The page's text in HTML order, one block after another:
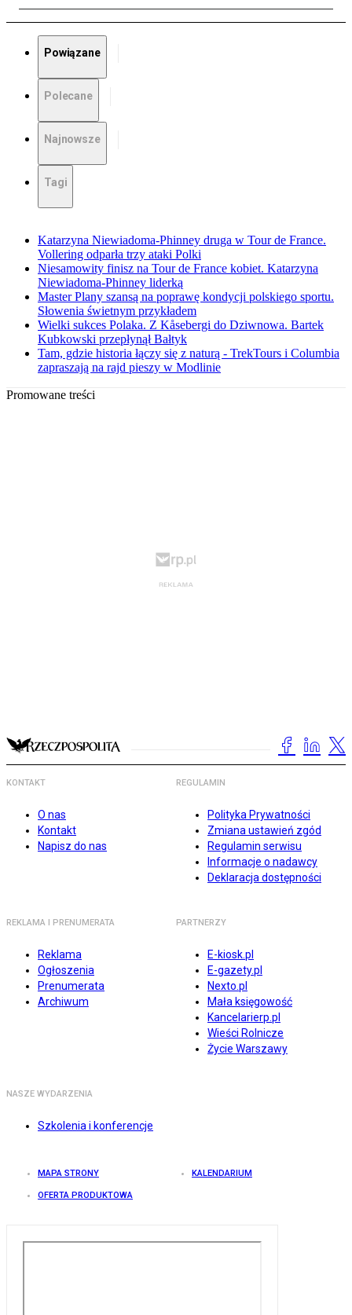
Powiązane
Polecane
Najnowsze
Tagi
Katarzyna Niewiadoma-Phinney druga w Tour de France.
Vollering odparła trzy ataki Polki
Niesamowity finisz na Tour de France kobiet. Katarzyna
Niewiadoma-Phinney liderką
Master Plany szansą na poprawę kondycji polskiego sportu.
Słowenia świetnym przykładem
Wielki sukces Polaka. Z Kåsebergi do Dziwnowa. Bartek
Kubkowski przepłynął Bałtyk
Tam, gdzie historia łączy się z naturą - TrekTours i Columbia
zapraszają na rajd pieszy w Modlinie
Promowane treści
KONTAKT
O nas
Kontakt
Napisz do nas
REGULAMIN
Polityka Prywatności
Zmiana ustawień zgód
Regulamin serwisu
Informacje o nadawcy
Deklaracja dostępności
REKLAMA I PRENUMERATA
Reklama
Ogłoszenia
Prenumerata
Archiwum
PARTNERZY
E-kiosk.pl
E-gazety.pl
Nexto.pl
Mała księgowość
Kancelarierp.pl
Wieści Rolnicze
Życie Warszawy
NASZE WYDARZENIA
Szkolenia i konferencje
MAPA STRONY KALENDARIUM
OFERTA PRODUKTOWA